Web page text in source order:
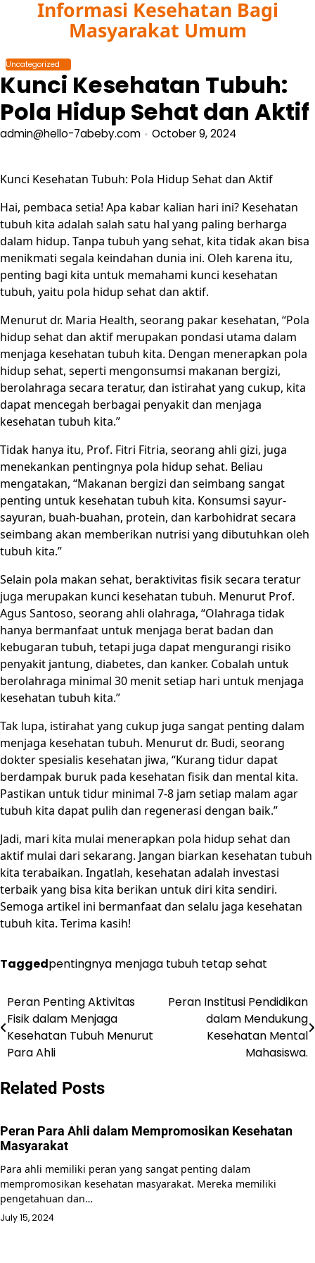
Informasi Kesehatan Bagi
Masyarakat Umum
Uncategorized
Kunci Kesehatan Tubuh:
Pola Hidup Sehat dan Aktif
admin@hello-7abeby.com October 9, 2024
Kunci Kesehatan Tubuh: Pola Hidup Sehat dan Aktif
Hai, pembaca setia! Apa kabar kalian hari ini? Kesehatan
tubuh kita adalah salah satu hal yang paling berharga
dalam hidup. Tanpa tubuh yang sehat, kita tidak akan bisa
menikmati segala keindahan dunia ini. Oleh karena itu,
penting bagi kita untuk memahami kunci kesehatan
tubuh, yaitu pola hidup sehat dan aktif.
Menurut dr. Maria Health, seorang pakar kesehatan, “Pola
hidup sehat dan aktif merupakan pondasi utama dalam
menjaga kesehatan tubuh kita. Dengan menerapkan pola
hidup sehat, seperti mengonsumsi makanan bergizi,
berolahraga secara teratur, dan istirahat yang cukup, kita
dapat mencegah berbagai penyakit dan menjaga
kesehatan tubuh kita.”
Tidak hanya itu, Prof. Fitri Fitria, seorang ahli gizi, juga
menekankan pentingnya pola hidup sehat. Beliau
mengatakan, “Makanan bergizi dan seimbang sangat
penting untuk kesehatan tubuh kita. Konsumsi sayur-
sayuran, buah-buahan, protein, dan karbohidrat secara
seimbang akan memberikan nutrisi yang dibutuhkan oleh
tubuh kita.”
Selain pola makan sehat, beraktivitas fisik secara teratur
juga merupakan kunci kesehatan tubuh. Menurut Prof.
Agus Santoso, seorang ahli olahraga, “Olahraga tidak
hanya bermanfaat untuk menjaga berat badan dan
kebugaran tubuh, tetapi juga dapat mengurangi risiko
penyakit jantung, diabetes, dan kanker. Cobalah untuk
berolahraga minimal 30 menit setiap hari untuk menjaga
kesehatan tubuh kita.”
Tak lupa, istirahat yang cukup juga sangat penting dalam
menjaga kesehatan tubuh. Menurut dr. Budi, seorang
dokter spesialis kesehatan jiwa, “Kurang tidur dapat
berdampak buruk pada kesehatan fisik dan mental kita.
Pastikan untuk tidur minimal 7-8 jam setiap malam agar
tubuh kita dapat pulih dan regenerasi dengan baik.”
Jadi, mari kita mulai menerapkan pola hidup sehat dan
aktif mulai dari sekarang. Jangan biarkan kesehatan tubuh
kita terabaikan. Ingatlah, kesehatan adalah investasi
terbaik yang bisa kita berikan untuk diri kita sendiri.
Semoga artikel ini bermanfaat dan selalu jaga kesehatan
tubuh kita. Terima kasih!
Taggedpentingnya menjaga tubuh tetap sehat
Post
navigation
Peran Penting Aktivitas
Fisik dalam Menjaga
Kesehatan Tubuh Menurut
Para Ahli
Peran Institusi Pendidikan
dalam Mendukung
Kesehatan Mental
Mahasiswa.
Related Posts
Peran Para Ahli dalam Mempromosikan Kesehatan
Masyarakat
Para ahli memiliki peran yang sangat penting dalam
mempromosikan kesehatan masyarakat. Mereka memiliki
pengetahuan dan…
July 15, 2024